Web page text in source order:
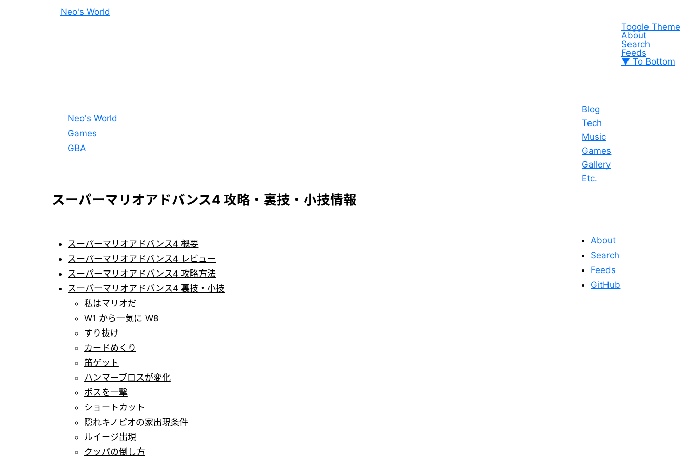
Neo's World
Toggle Theme
About
Search
Feeds
▼ To Bottom
Blog
Tech
Music
Games
Gallery
Etc.
Neo's World
Games
GBA
スーパーマリオアドバンス4 攻略・裏技・小技情報
スーパーマリオアドバンス4 概要
スーパーマリオアドバンス4 レビュー
スーパーマリオアドバンス4 攻略方法
スーパーマリオアドバンス4 裏技・小技
私はマリオだ
W1 から一気に W8
すり抜け
カードめくり
笛ゲット
ハンマーブロスが変化
ボスを一撃
ショートカット
隠れキノピオの家出現条件
ルイージ出現
クッパの倒し方
About
Search
Feeds
GitHub